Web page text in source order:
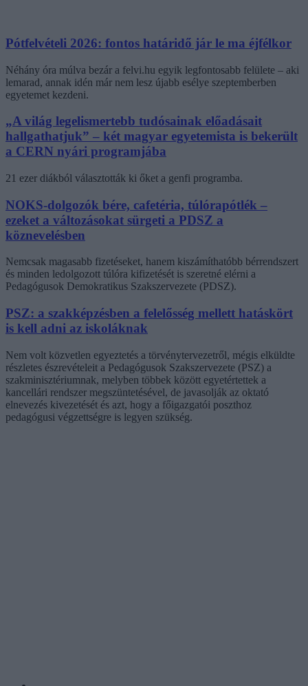
Pótfelvételi 2026: fontos határidő jár le ma éjfélkor
Néhány óra múlva bezár a felvi.hu egyik legfontosabb felülete – aki
lemarad, annak idén már nem lesz újabb esélye szeptemberben
egyetemet kezdeni.
„A világ legelismertebb tudósainak előadásait
hallgathatjuk” – két magyar egyetemista is bekerült
a CERN nyári programjába
21 ezer diákból választották ki őket a genfi programba.
NOKS-dolgozók bére, cafetéria, túlórapótlék –
ezeket a változásokat sürgeti a PDSZ a
köznevelésben
Nemcsak magasabb fizetéseket, hanem kiszámíthatóbb bérrendszert
és minden ledolgozott túlóra kifizetését is szeretné elérni a
Pedagógusok Demokratikus Szakszervezete (PDSZ).
PSZ: a szakképzésben a felelősség mellett hatáskört
is kell adni az iskoláknak
Nem volt közvetlen egyeztetés a törvénytervezetről, mégis elküldte
részletes észrevételeit a Pedagógusok Szakszervezete (PSZ) a
szakminisztériumnak, melyben többek között egyetértettek a
kancellári rendszer megszüntetésével, de javasolják az oktató
elnevezés kivezetését és azt, hogy a főigazgatói poszthoz
pedagógusi végzettségre is legyen szükség.